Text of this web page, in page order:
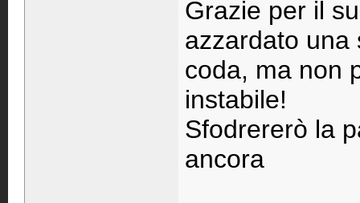
Grazie per il
azzardato una
coda, ma non
instabile!
Sfodrererò la
ancora